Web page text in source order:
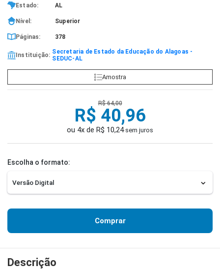
Estado: AL
Nível: Superior
Páginas: 378
Instituição: Secretaria de Estado da Educação do Alagoas -
SEDUC-AL
Amostra
R$ 64,00
R$ 40,96
ou 4x de R$ 10,24sem juros
Escolha o formato:
Comprar
Descrição